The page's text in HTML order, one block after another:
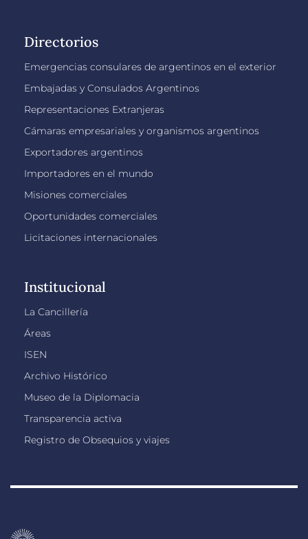
Directorios
Emergencias consulares de argentinos en el exterior
Embajadas y Consulados Argentinos
Representaciones Extranjeras
Cámaras empresariales y organismos argentinos
Exportadores argentinos
Importadores en el mundo
Misiones comerciales
Oportunidades comerciales
Licitaciones internacionales
Institucional
La Cancillería
Áreas
ISEN
Archivo Histórico
Museo de la Diplomacia
Transparencia activa
Registro de Obsequios y viajes